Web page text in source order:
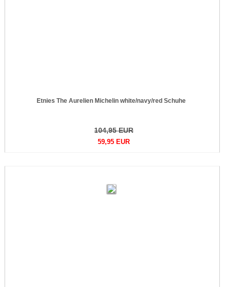
Etnies The Aurelien Michelin white/navy/red Schuhe
104,95 EUR
59,95 EUR